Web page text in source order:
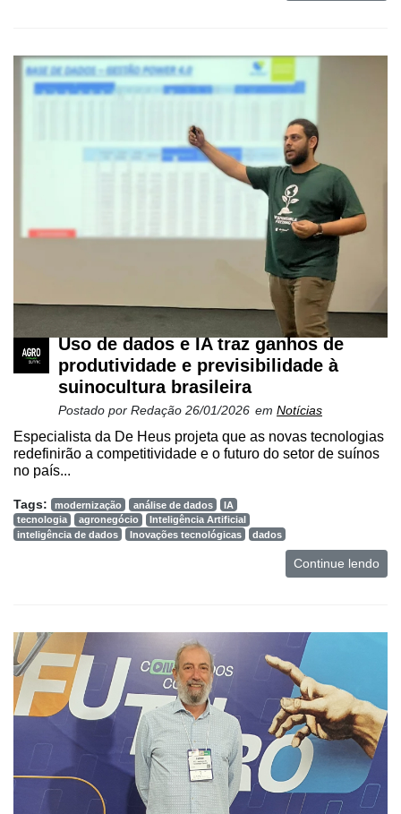
Uso de dados e IA traz ganhos de
produtividade e previsibilidade à
suinocultura brasileira
Postado por Redação 26/01/2026 em Notícias
Especialista da De Heus projeta que as novas tecnologias
redefinirão a competitividade e o futuro do setor de suínos
no país...
Tags: modernização análise de dados
IA
tecnologia
agronegócio
Inteligência Artificial
inteligência de dados
Inovações tecnológicas dados
Continue lendo